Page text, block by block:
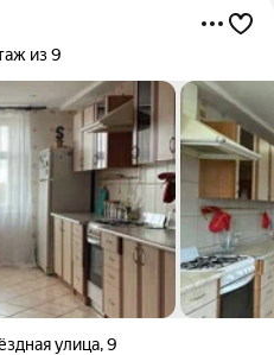
из 9
улица,9